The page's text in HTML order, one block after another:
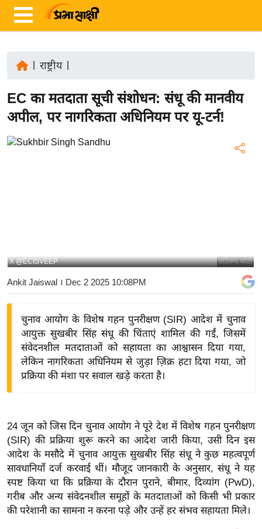
ज़ा
ख
र
ष्ट्री
य
बि
द्यो
त
वि
शे
ष
ज्ञ
रा
राष्ट्रीय|
EC का मतदाता सूची संशोधन: संधू की मानवीय
अपील, पर नागरिकता अधिनियम पर यू-टर्न!
प्रतिरूप फोटो
X @ECISVEEP
Ankit Jaiswal । Dec 2 2025 10:08PM
चुनाव आयोग के विशेष गहन पुनरीक्षण (SIR) आदेश में चुनाव
आयुक्त सुखबीर सिंह संधू की चिंताएं शामिल की गईं, जिसमें
संवेदनशील मतदाताओं को सहायता का आश्वासन दिया गया,
लेकिन नागरिकता अधिनियम से जुड़ा ज़िक्र हटा दिया गया, जो
प्रक्रिया की मंशा पर सवाल खड़े करता है।
24 जून को जिस दिन चुनाव आयोग ने पूरे देश में विशेष गहन पुनरीक्षण
(SIR) की प्रक्रिया शुरू करने का आदेश जारी किया, उसी दिन इस
आदेश के मसौदे में चुनाव आयुक्त सुखबीर सिंह संधू ने कुछ महत्वपूर्ण
सावधानियाँ दर्ज करवाई थीं। मौजूद जानकारी के अनुसार, संधू ने यह
स्पष्ट किया था कि प्रक्रिया के दौरान पुराने, बीमार, दिव्यांग (PwD),
गरीब और अन्य संवेदनशील समूहों के मतदाताओं को किसी भी प्रकार
की परेशानी का सामना न करना पड़े और उन्हें हर संभव सहायता मिले।